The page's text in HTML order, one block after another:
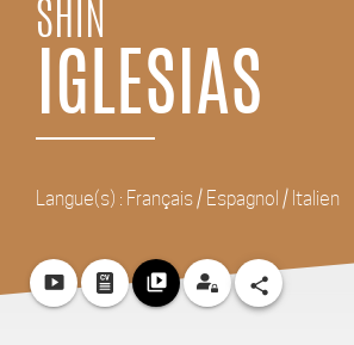
SHIN
IGLESIAS
Langue(s) : Français / Espagnol / Italien
smart_display video_library share